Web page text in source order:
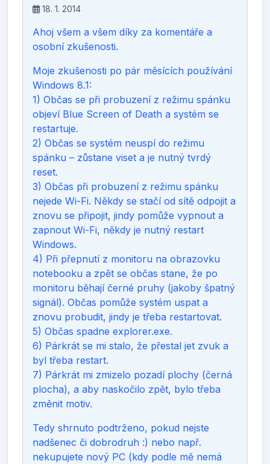
18. 1. 2014
Ahoj všem a všem díky za komentáře a
osobní zkušenosti.
Moje zkušenosti po pár měsících používání
Windows 8.1:
1) Občas se při probuzení z režimu spánku
objeví Blue Screen of Death a systém se
restartuje.
2) Občas se systém neuspí do režimu
spánku – zůstane viset a je nutný tvrdý
reset.
3) Občas při probuzení z režimu spánku
nejede Wi-Fi. Někdy se stačí od sítě odpojit a
znovu se připojit, jindy pomůže vypnout a
zapnout Wi-Fi, někdy je nutný restart
Windows.
4) Při přepnutí z monitoru na obrazovku
notebooku a zpět se občas stane, že po
monitoru běhají černé pruhy (jakoby špatný
signál). Občas pomůže systém uspat a
znovu probudit, jindy je třeba restartovat.
5) Občas spadne explorer.exe.
6) Párkrát se mi stalo, že přestal jet zvuk a
byl třeba restart.
7) Párkrát mi zmizelo pozadí plochy (černá
plocha), a aby naskočilo zpět, bylo třeba
změnit motiv.
Tedy shrnuto podtrženo, pokud nejste
nadšenec či dobrodruh :) nebo např.
nekupujete nový PC (kdy podle mě nemá